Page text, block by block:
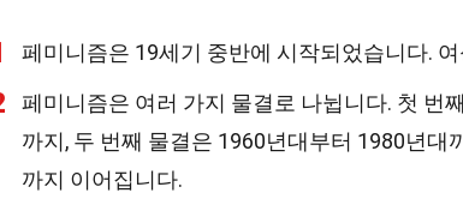
페미니즘은 19세기 중반에 시작되었습니다.
페미니즘은 여러 가지 물결로 나뉩니다. 첫 번
까지, 두 번째 물결은 1960년대부터 1980년대
까지 이어집니다.